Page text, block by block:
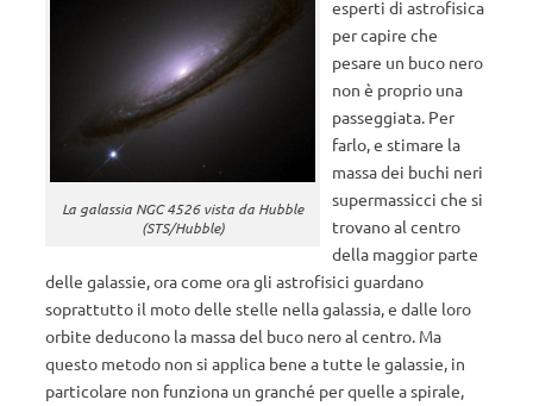
La galassia NGC 4526 vista da Hubble
(STS/Hubble)
esperti di astrofisica
per capire che
pesare un buco nero
non è proprio una
passeggiata. Per
farlo, e stimare la
massa dei buchi neri
supermassicci che si
trovano al centro
della maggior parte
delle galassie, ora come ora gli astrofisici guardano
soprattutto il moto delle stelle nella galassia, e dalle loro
orbite deducono la massa del buco nero al centro. Ma
questo metodo non si applica bene a tutte le galassie, in
particolare non funziona un granché per quelle a spirale,